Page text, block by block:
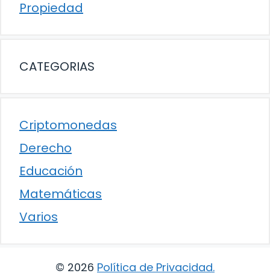
Propiedad
CATEGORIAS
Criptomonedas
Derecho
Educación
Matemáticas
Varios
© 2026 Política de Privacidad.